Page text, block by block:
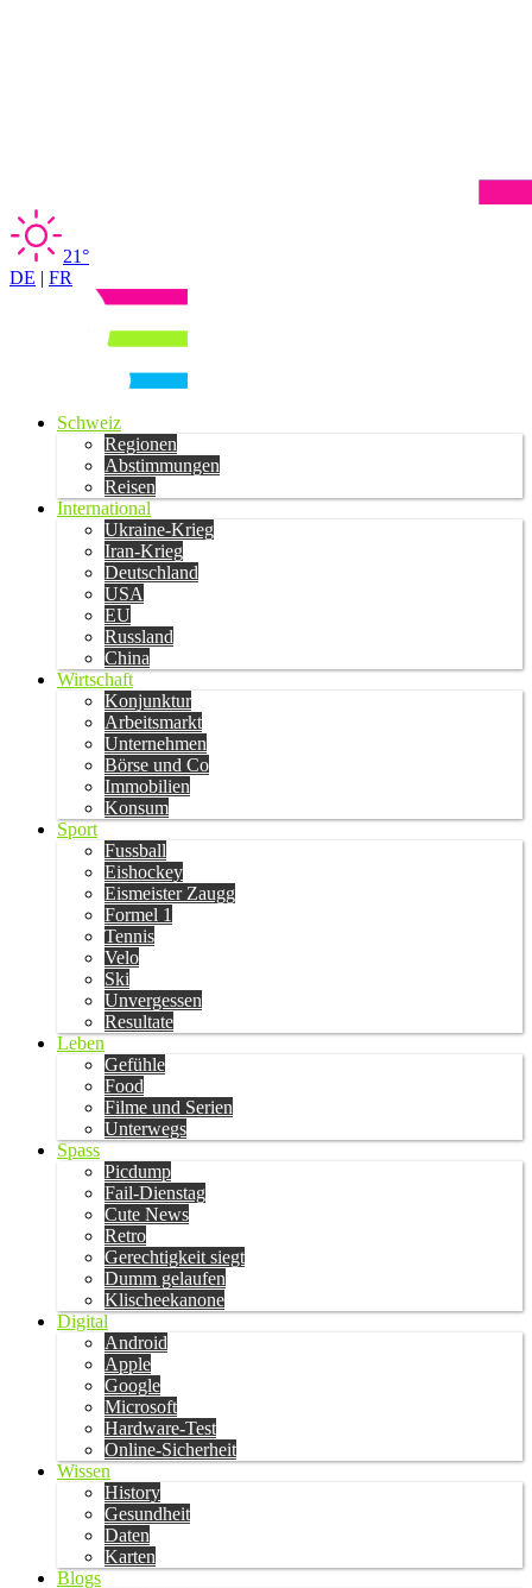
21°
DE | FR
Schweiz
Regionen
Abstimmungen
Reisen
International
Ukraine-Krieg
Iran-Krieg
Deutschland
USA
EU
Russland
China
Wirtschaft
Konjunktur
Arbeitsmarkt
Unternehmen
Börse und Co
Immobilien
Konsum
Sport
Fussball
Eishockey
Eismeister Zaugg
Formel 1
Tennis
Velo
Ski
Unvergessen
Resultate
Leben
Gefühle
Food
Filme und Serien
Unterwegs
Spass
Picdump
Fail-Dienstag
Cute News
Retro
Gerechtigkeit siegt
Dumm gelaufen
Klischeekanone
Digital
Android
Apple
Google
Microsoft
Hardware-Test
Online-Sicherheit
Wissen
History
Gesundheit
Daten
Karten
Blogs